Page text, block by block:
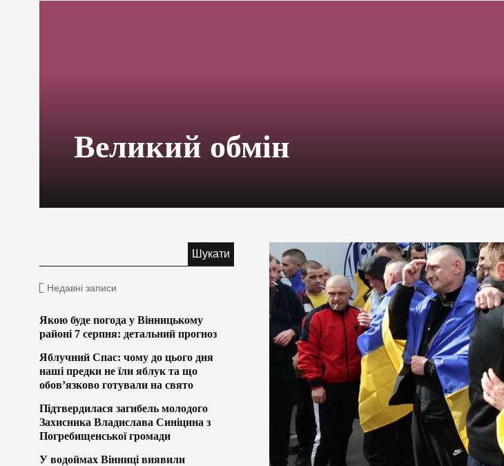
Великий обмін
Недавні записи
Якою буде погода у Вінницькому
районі 7 серпня: детальний прогноз
Яблучний Спас: чому до цього дня
наші предки не їли яблук та що
обов’язково готували на свято
Підтвердилася загибель молодого
Захисника Владислава Синіцина з
Погребищенської громади
У водоймах Вінниці виявили